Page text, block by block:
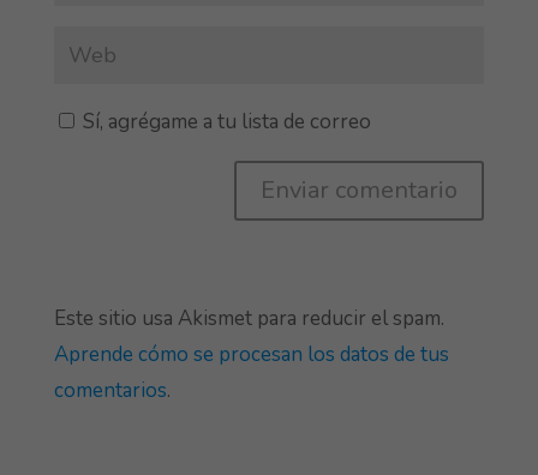
Sí, agrégame a tu lista de correo
Este sitio usa Akismet para reducir el spam.
Aprende cómo se procesan los datos de tus
comentarios.